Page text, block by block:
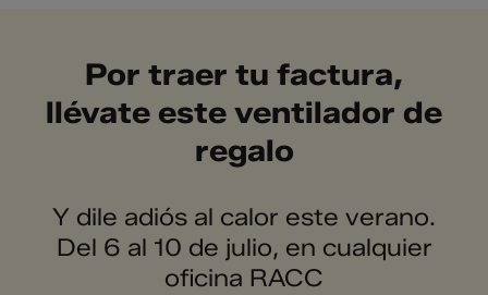
Por traer tu factura,
llévate este ventilador de
regalo
Y dile adiós al calor este verano.
Del 6 al 10 de julio, en cualquier
oficina RACC